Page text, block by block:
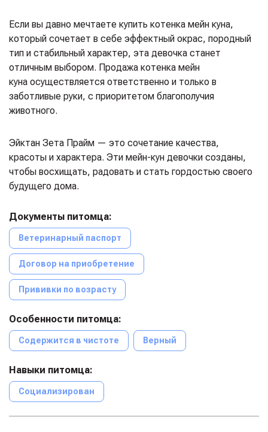
Если вы давно мечтаете купить котенка мейн куна,
который сочетает в себе эффектный окрас, породный
тип и стабильный характер, эта девочка станет
отличным выбором. Продажа котенка мейн
куна осуществляется ответственно и только в
заботливые руки, с приоритетом благополучия
животного.
Эйктан Зета Прайм — это сочетание качества,
красоты и характера. Эти мейн-кун девочки созданы,
чтобы восхищать, радовать и стать гордостью своего
будущего дома.
Документы питомца:
Ветеринарный паспорт
Договор на приобретение
Прививки по возрасту
Особенности питомца:
Содержится в чистоте Верный
Навыки питомца:
Социализирован